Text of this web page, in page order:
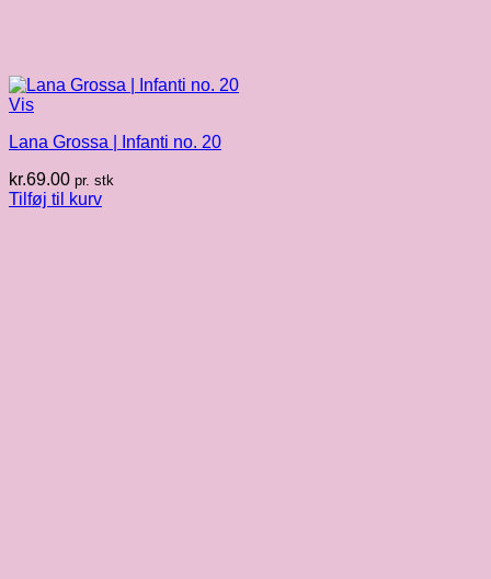
Vis
Lana Grossa | Infanti no. 20
kr.69.00 pr. stk
Tilføj til kurv